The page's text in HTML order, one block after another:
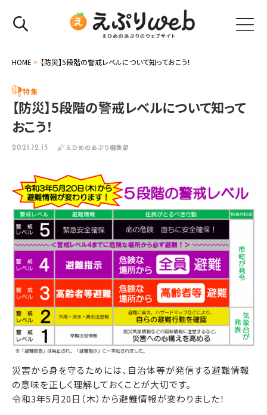
HOME > 【防災】5段階の警戒レベルについて知っておこう！
特集
【防災】5段階の警戒レベルについて知って
おこう！
2021.12.15 えひめのあぷり編集部
災害から身を守るためには、自治体等が発信する避難情報
の意味を正しく理解しておくことが大切です。
令和3年5月20日（木）から避難情報が変わりました！